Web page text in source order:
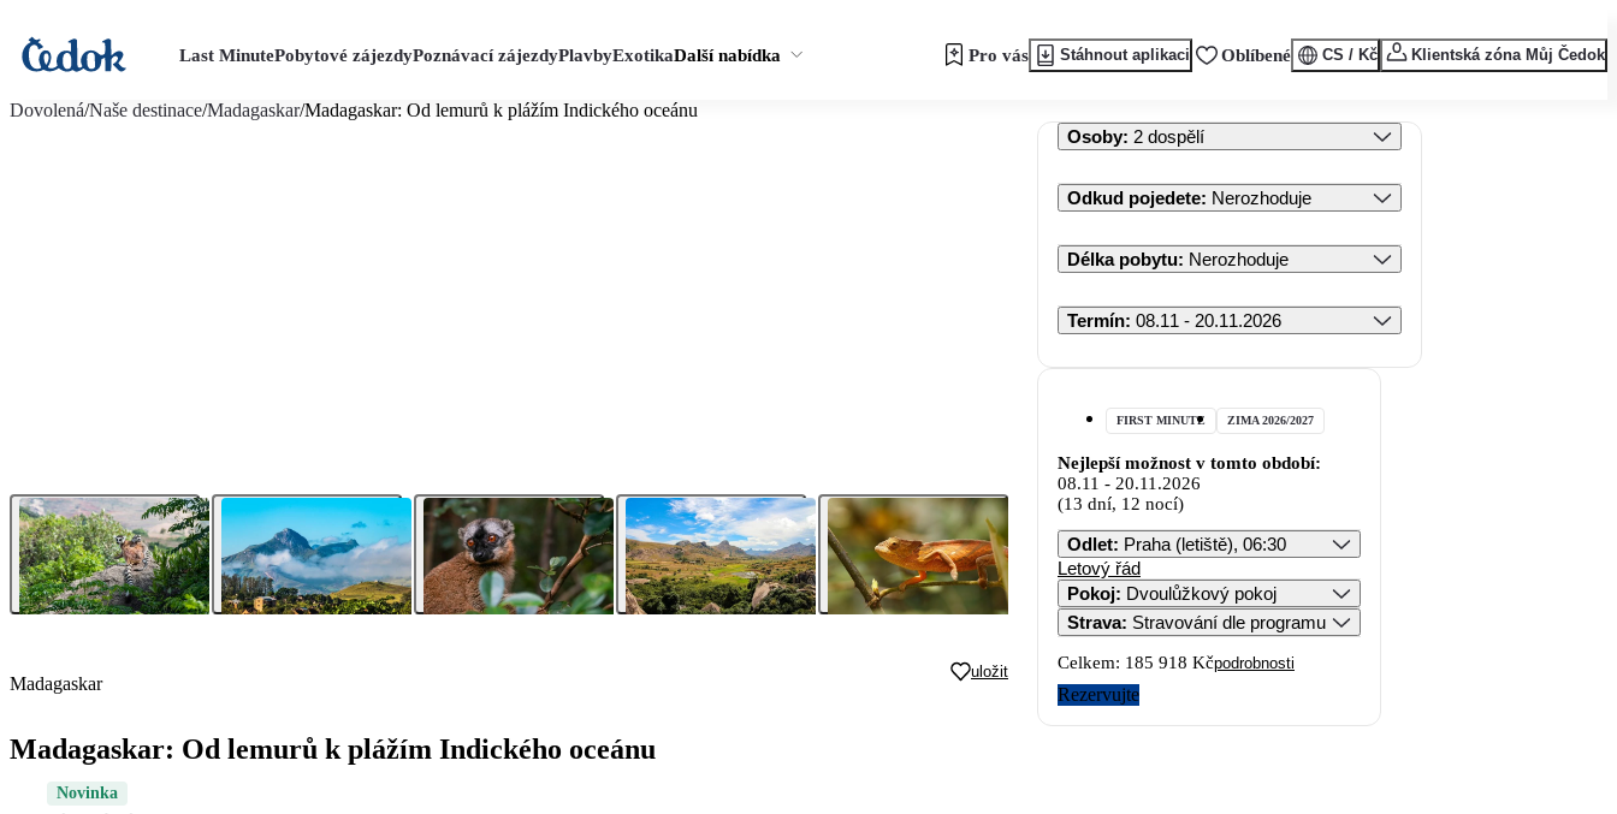
Last MinutePobytové zájezdyPoznávací zájezdyPlavbyExotikaDalší nabídka Pro vás Stáhnout aplikaci Oblíbené CS / Kč Klientská zóna Můj Čedok
Dovolená/Naše destinace/Madagaskar/Madagaskar: Od lemurů k plážím Indického oceánu
Madagaskar
uložit
Madagaskar: Od lemurů k plážím Indického oceánu
Novinka
Osoby: 2 dospělí
Odkud pojedete: Nerozhoduje
Délka pobytu: Nerozhoduje
Termín: 08.11 - 20.11.2026
FIRST MINUTE ZIMA 2026/2027
Nejlepší možnost v tomto období:
08.11 - 20.11.2026
(13 dní, 12 nocí)
Odlet: Praha (letiště), 06:30
Letový řád
Pokoj: Dvoulůžkový pokoj
Strava: Stravování dle programu
Celkem: 185 918 Kčpodrobnosti
Rezervujte